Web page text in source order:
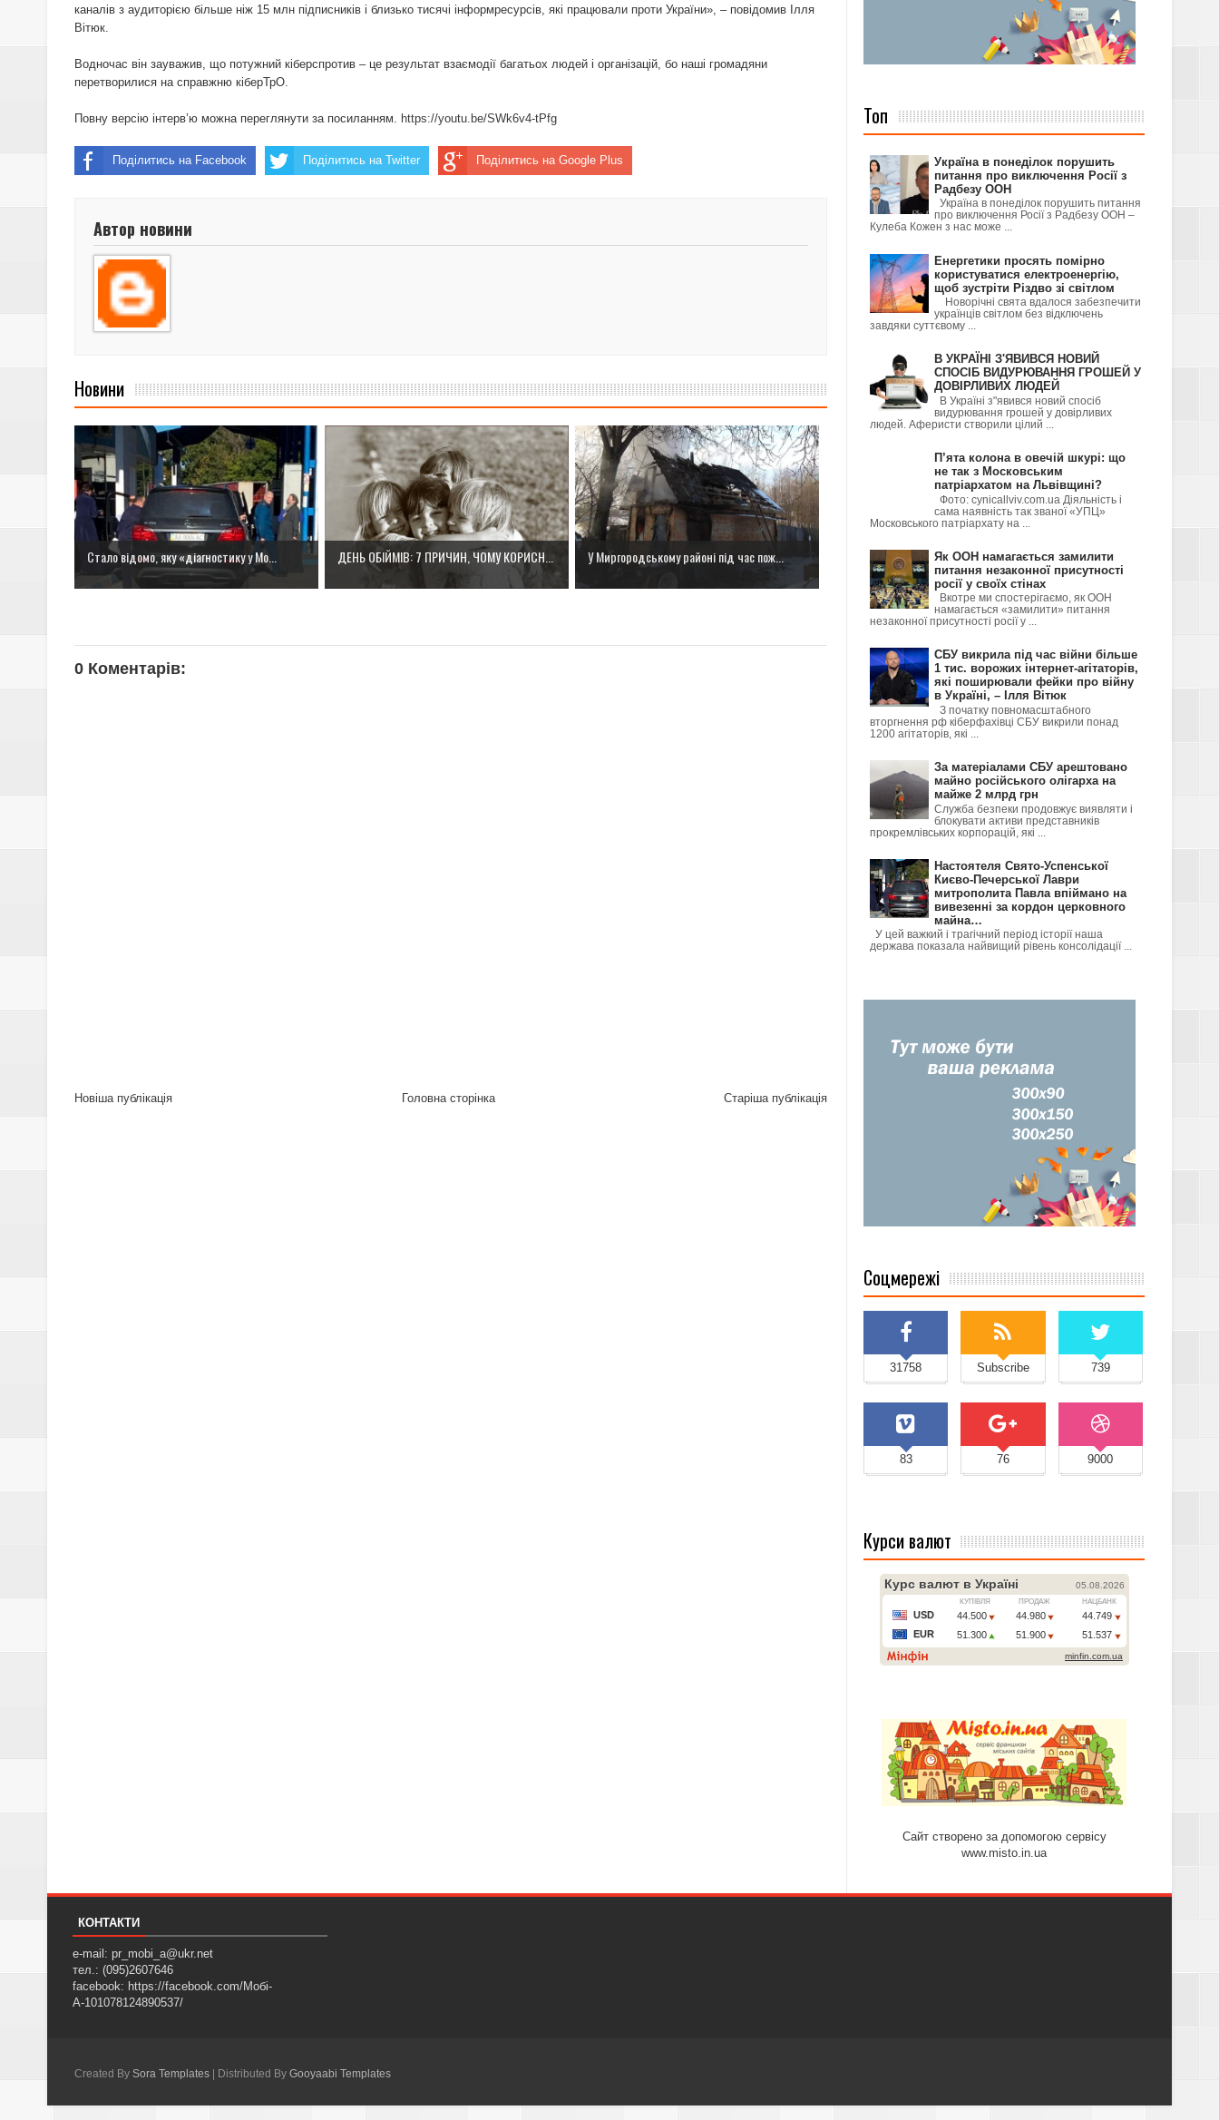
НА ПОЛТАВЩИНІ МАЙЖЕ 15 ТИСЯЧ ФОПІВ ТА НАЙМАНИХ ПРАЦІВНИКІВ ОТРИМАЛИ ОДНОРАЗОВУ
Як ООН намагається замилити питання незаконної присутності росії у своїх стінах
каналів з аудиторією більше ніж 15 млн підписників і близько тисячі інформресурсів, які працювали проти України», – повідомив Ілля
Вітюк.
Водночас він зауважив, що потужний кіберспротив – це результат взаємодії багатьох людей і організацій, бо наші громадяни
перетворилися на справжню кіберТрО.
Повну версію інтерв’ю можна переглянути за посиланням. https://youtu.be/SWk6v4-tPfg
Поділитись на Facebook Поділитись на Twitter Поділитись на Google Plus
Автор новини
Новини
Стало відомо, яку «діагностику у Мо... ДЕНЬ ОБІЙМІВ: 7 ПРИЧИН, ЧОМУ КОРИСН... У Миргородському районі під час пож...
0 Коментарів:
Новіша публікація Старіша публікація
Головна сторінка
Топ
Україна в понеділок порушить
питання про виключення Росії з
Радбезу ООН
Україна в понеділок порушить питання
про виключення Росії з Радбезу ООН –
Кулеба Кожен з нас може ...
Енергетики просять помірно
користуватися електроенергію,
щоб зустріти Різдво зі світлом
Новорічні свята вдалося забезпечити
українців світлом без відключень
завдяки суттєвому ...
В УКРАЇНІ З'ЯВИВСЯ НОВИЙ
СПОСІБ ВИДУРЮВАННЯ ГРОШЕЙ У
ДОВІРЛИВИХ ЛЮДЕЙ
В Україні з"явився новий спосіб
видурювання грошей у довірливих
людей. Аферисти створили цілий ...
П’ята колона в овечій шкурі: що
не так з Московським
патріархатом на Львівщині?
Фото: cynicallviv.com.ua Діяльність і
сама наявність так званої «УПЦ»
Московського патріархату на ...
Як ООН намагається замилити
питання незаконної присутності
росії у своїх стінах
Вкотре ми спостерігаємо, як ООН
намагається «замилити» питання
незаконної присутності росії у ...
СБУ викрила під час війни більше
1 тис. ворожих інтернет-агітаторів,
які поширювали фейки про війну
в Україні, – Ілля Вітюк
З початку повномасштабного
вторгнення рф кіберфахівці СБУ викрили понад
1200 агітаторів, які ...
За матеріалами СБУ арештовано
майно російського олігарха на
майже 2 млрд грн
Служба безпеки продовжує виявляти і
блокувати активи представників
прокремлівських корпорацій, які ...
Настоятеля Свято-Успенської
Києво-Печерської Лаври
митрополита Павла впіймано на
вивезенні за кордон церковного
майна…
У цей важкий і трагічний період історії наша
держава показала найвищий рівень консолідації ...
Соцмережі
31758 Subscribe 739
83 76 9000
Курси валют
Сайт створено за допомогою сервісу
www.misto.in.ua
КОНТАКТИ
e-mail: pr_mobi_a@ukr.net
тел.: (095)2607646
facebook: https://facebook.com/Мобі-
А-101078124890537/
Created By Sora Templates | Distributed By Gooyaabi Templates